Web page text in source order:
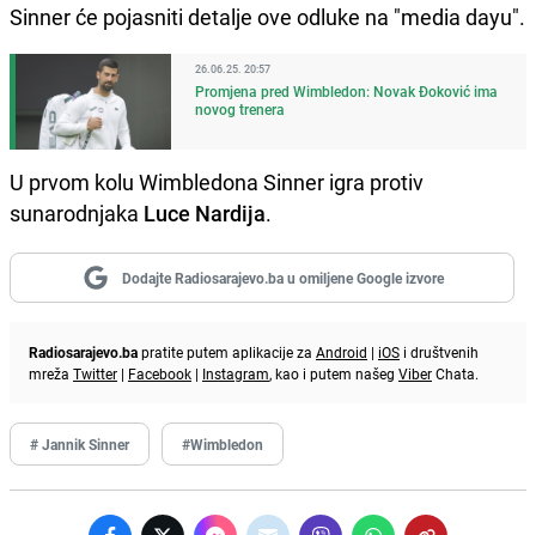
Sinner će pojasniti detalje ove odluke na "media dayu".
26.06.25. 20:57
Promjena pred Wimbledon: Novak Đoković ima
novog trenera
U prvom kolu Wimbledona Sinner igra protiv
sunarodnjaka Luce Nardija.
Dodajte Radiosarajevo.ba u omiljene Google izvore
Radiosarajevo.bapratite putem aplikacije za Android | iOS i društvenih
mreža Twitter | Facebook | Instagram, kao i putem našeg ViberChata.
# Jannik Sinner #Wimbledon